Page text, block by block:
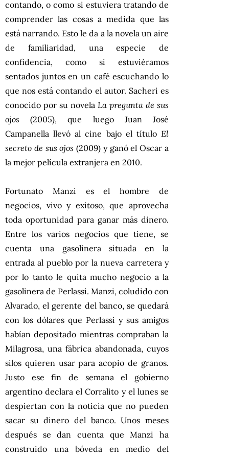
contando, o como si estuviera tratando de
comprender las cosas a medida que las
está narrando. Esto le da a la novela un aire
de familiaridad, una especie de
confidencia, como si estuviéramos
sentados juntos en un café escuchando lo
que nos está contando el autor. Sacheri es
conocido por su novela La pregunta de sus
ojos (2005), que luego Juan José
Campanella llevó al cine bajo el título El
secreto de sus ojos (2009) y ganó el Oscar a
la mejor película extranjera en 2010.
Fortunato Manzi es el hombre de
negocios, vivo y exitoso, que aprovecha
toda oportunidad para ganar más dinero.
Entre los varios negocios que tiene, se
cuenta una gasolinera situada en la
entrada al pueblo por la nueva carretera y
por lo tanto le quita mucho negocio a la
gasolinera de Perlassi. Manzi, coludido con
Alvarado, el gerente del banco, se quedará
con los dólares que Perlassi y sus amigos
habían depositado mientras compraban la
Milagrosa, una fábrica abandonada, cuyos
silos quieren usar para acopio de granos.
Justo ese fin de semana el gobierno
argentino declara el Corralito y el lunes se
despiertan con la noticia que no pueden
sacar su dinero del banco. Unos meses
después se dan cuenta que Manzi ha
construido una bóveda en medio del